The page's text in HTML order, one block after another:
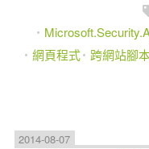
網頁程式
跨網站腳
2014-08-07